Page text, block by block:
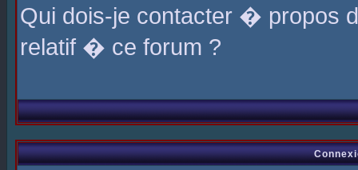
Qui dois-je contacter � propos
relatif � ce forum ?